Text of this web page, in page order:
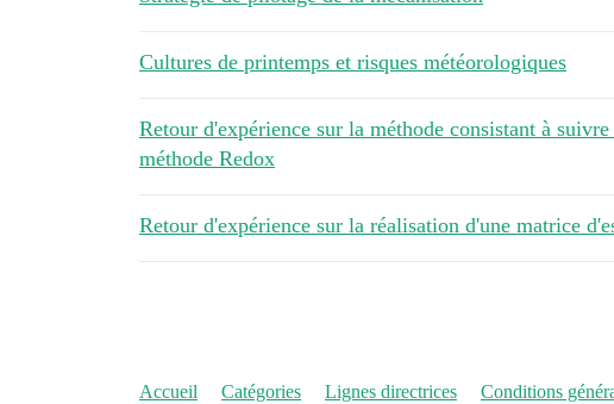
Cultures de printemps et risques météorologiques
Retour d'expérience sur la méthode consistant à
méthode Redox
Retour d'expérience sur la réalisation d'une matrice
Accueil Catégories Lignes directrices Conditions